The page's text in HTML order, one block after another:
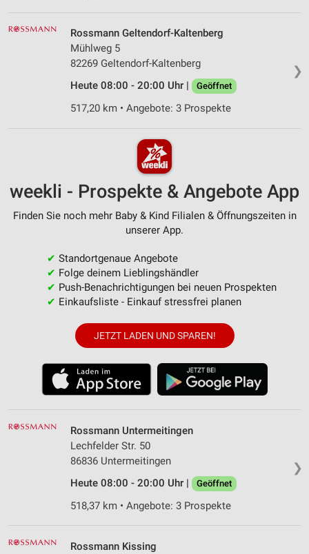
❯
Rossmann Geltendorf-Kaltenberg
Mühlweg 5
82269 Geltendorf-Kaltenberg
Heute 08:00 - 20:00 Uhr |
Geöffnet
517,20 km • Angebote: 3 Prospekte
weekli - Prospekte & Angebote App
Finden Sie noch mehr Baby & Kind Filialen & Öffnungszeiten in
unserer App.
✔ Standortgenaue Angebote
✔ Folge deinem Lieblingshändler
✔ Push-Benachrichtigungen bei neuen Prospekten
✔ Einkaufsliste - Einkauf stressfrei planen
JETZT LADEN UND SPAREN!
❯
Rossmann Untermeitingen
Lechfelder Str. 50
86836 Untermeitingen
Heute 08:00 - 20:00 Uhr |
Geöffnet
518,37 km • Angebote: 3 Prospekte
Rossmann Kissing